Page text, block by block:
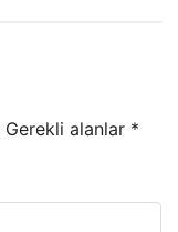
Gerekli alanlar *